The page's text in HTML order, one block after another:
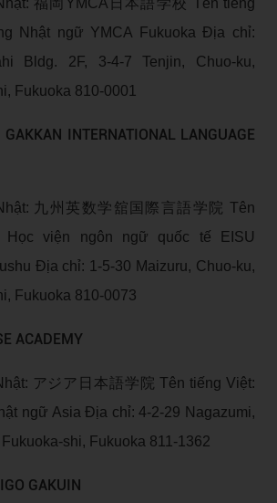
Nhật ngữ YMCA Fukuoka Địa chỉ:
Bldg. 2F, 3-4-7 Tenjin, Chuo-ku,
Fukuoka 810-0001
INTERNATIONAL LANGUAGE
九州英数学舘国際言語学院 Tên
Học viện ngôn ngữ quốc tế EISU
Địa chỉ: 1-5-30 Maizuru, Chuo-ku,
Fukuoka 810-0073
ACADEMY
アジア日本語学院 Tên tiếng Việt:
ngữ Asia Địa chỉ: 4-2-29 Nagazumi,
shi, Fukuoka 811-1362
GAKUIN